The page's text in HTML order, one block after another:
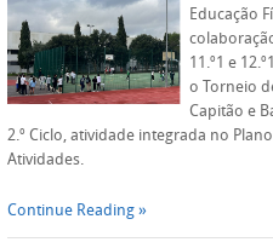
Educação
11.º1 e
o Torneio
Capitão e
2.º Ciclo, atividade integrada no
Atividades.
Continue Reading